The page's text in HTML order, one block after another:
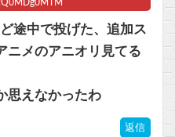
途中で投げた、追加ス
ニメのアニオリ見てる
思えなかったわ
返信